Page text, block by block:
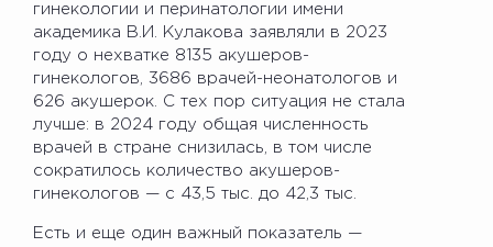
гинекологии и перинатологии имени
академика В.И. Кулакова заявляли в 2023
году о нехватке 8135 акушеров-
гинекологов, 3686 врачей-неонатологов и
626 акушерок. С тех пор ситуация не стала
лучше: в 2024 году общая численность
врачей в стране снизилась, в том числе
сократилось количество акушеров-
гинекологов — с 43,5 тыс. до 42,3 тыс.
Есть и еще один важный показатель —